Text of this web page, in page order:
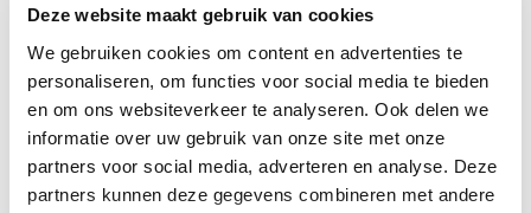
Deze website maakt gebruik van cookies
We gebruiken cookies om content en advertenties te
personaliseren, om functies voor social media te bieden
en om ons websiteverkeer te analyseren. Ook delen we
informatie over uw gebruik van onze site met onze
partners voor social media, adverteren en analyse. Deze
partners kunnen deze gegevens combineren met andere
Loes werkte een kwart eeuw jaar in de
reiswereld. Als medewerker van een grote
reisorganisatie bezorgde ze duizenden klanten
een droomvakantie. Helaas overleefde haar
vorige werkgever de coronacrisis niet. Gelukkig
voor Loes is ze zelf alsnog op een